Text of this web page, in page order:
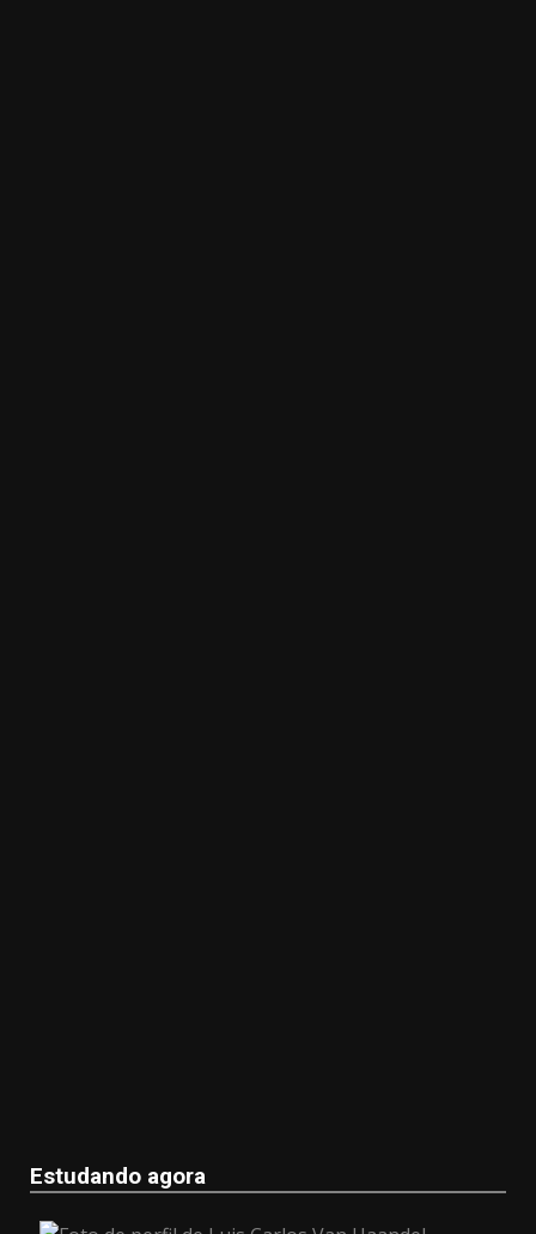
Estudando agora